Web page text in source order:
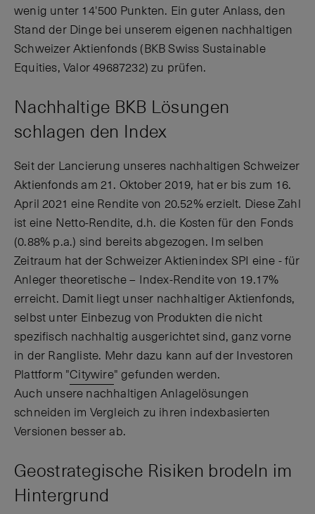
wenig unter 14'500 Punkten. Ein guter Anlass, den
Stand der Dinge bei unserem eigenen nachhaltigen
Schweizer Aktienfonds (BKB Swiss Sustainable
Equities, Valor 49687232) zu prüfen.
Nachhaltige BKB Lösungen
schlagen den Index
Seit der Lancierung unseres nachhaltigen Schweizer
Aktienfonds am 21. Oktober 2019, hat er bis zum 16.
April 2021 eine Rendite von 20.52% erzielt. Diese Zahl
ist eine Netto-Rendite, d.h. die Kosten für den Fonds
(0.88% p.a.) sind bereits abgezogen. Im selben
Zeitraum hat der Schweizer Aktienindex SPI eine - für
Anleger theoretische – Index-Rendite von 19.17%
erreicht. Damit liegt unser nachhaltiger Aktienfonds,
selbst unter Einbezug von Produkten die nicht
spezifisch nachhaltig ausgerichtet sind, ganz vorne
in der Rangliste. Mehr dazu kann auf der Investoren
Plattform "Citywire" gefunden werden.
Auch unsere nachhaltigen Anlagelösungen
schneiden im Vergleich zu ihren indexbasierten
Versionen besser ab.
Geostrategische Risiken brodeln im
Hintergrund